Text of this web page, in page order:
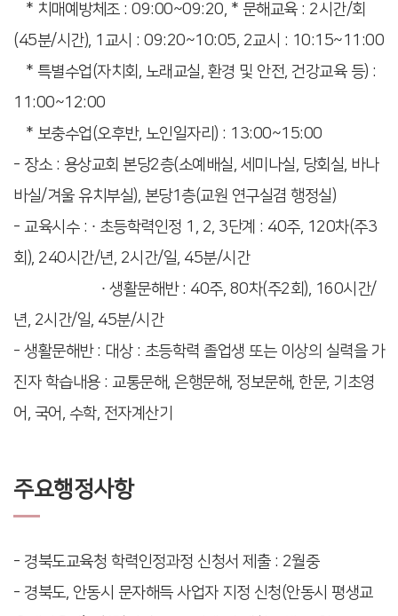
* 치매예방체조 : 09:00~09:20, * 문해교육 : 2시간/회
(45분/시간), 1교시 : 09:20~10:05, 2교시 : 10:15~11:00
* 특별수업(자치회, 노래교실, 환경 및 안전, 건강교육 등) :
11:00~12:00
* 보충수업(오후반, 노인일자리) : 13:00~15:00
- 장소 : 용상교회 본당2층(소예배실, 세미나실, 당회실, 바나
바실/겨울 유치부실), 본당1층(교원 연구실겸 행정실)
- 교육시수 : ∙ 초등학력인정 1, 2, 3단계 : 40주, 120차(주3
회), 240시간/년, 2시간/일, 45분/시간
∙ 생활문해반 : 40주, 80차(주2회), 160시간/
년, 2시간/일, 45분/시간
- 생활문해반 : 대상 : 초등학력 졸업생 또는 이상의 실력을 가
진자 학습내용 : 교통문해, 은행문해, 정보문해, 한문, 기초영
어, 국어, 수학, 전자계산기
주요행정사항
- 경북도교육청 학력인정과정 신청서 제출 : 2월중
- 경북도, 안동시 문자해득 사업자 지정 신청(안동시 평생교